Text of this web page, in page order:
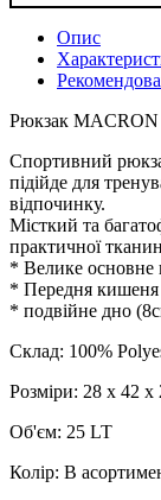
Опис
Рюкзак
Спортивний
підійде для
відпочинку.
Місткий та
практичної
* Велике основне
* Передня кишеня
* подвійне дно
Склад: 100%
Розміри: 28 x 42
Об'єм: 25 LT
Колір: В